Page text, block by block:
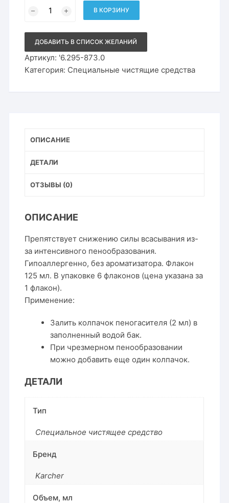
товара
RM
FoamStop
6.295-
873.0
В КОРЗИНУ
ДОБАВИТЬ В СПИСОК ЖЕЛАНИЙ
Артикул: '6.295-873.0
Категория: Специальные чистящие средства
ОПИСАНИЕ
ДЕТАЛИ
ОТЗЫВЫ (0)
ОПИСАНИЕ
Препятствует снижению силы всасывания из-
за интенсивного пенообразования.
Гипоаллергенно, без ароматизатора. Флакон
125 мл. В упаковке 6 флаконов (цена указана за
1 флакон).
Применение:
Залить колпачок пеногасителя (2 мл) в
заполненный водой бак.
При чрезмерном пенообразовании
можно добавить еще один колпачок.
ДЕТАЛИ
Тип
Специальное чистящее средство
Бренд
Karcher
Объем, мл